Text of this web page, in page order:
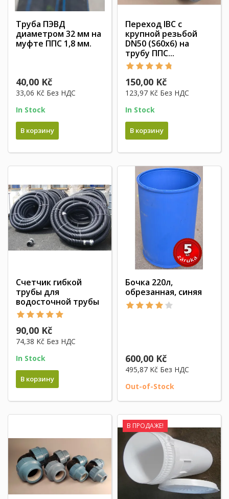
Труба ПЭВД
диаметром 32 мм на
муфте ППС 1,8 мм.
40,00 Kč
33,06 Kč Без НДС
In Stock
В корзину
Переход IBC с
крупной резьбой
DN50 (S60x6) на
трубу ППС...
150,00 Kč
123,97 Kč Без НДС
In Stock
В корзину
Счетчик гибкой
трубы для
водосточной трубы
90,00 Kč
74,38 Kč Без НДС
In Stock
В корзину
Бочка 220л,
обрезанная, синяя
600,00 Kč
495,87 Kč Без НДС
Out-of-Stock
В ПРОДАЖЕ!